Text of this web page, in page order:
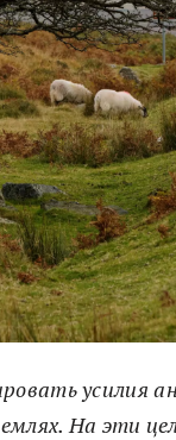
усилия
На эти